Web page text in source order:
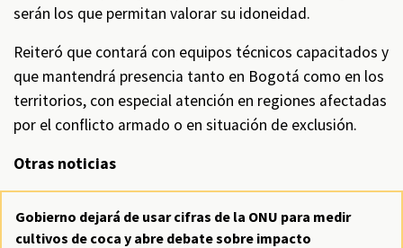
serán los que permitan valorar su idoneidad.
Reiteró que contará con equipos técnicos capacitados y
que mantendrá presencia tanto en Bogotá como en los
territorios, con especial atención en regiones afectadas
por el conflicto armado o en situación de exclusión.
Otras noticias
Gobierno dejará de usar cifras de la ONU para medir
cultivos de coca y abre debate sobre impacto